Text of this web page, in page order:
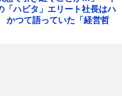
「ハビタ」エリート社長はハ
つて語っていた「経営哲